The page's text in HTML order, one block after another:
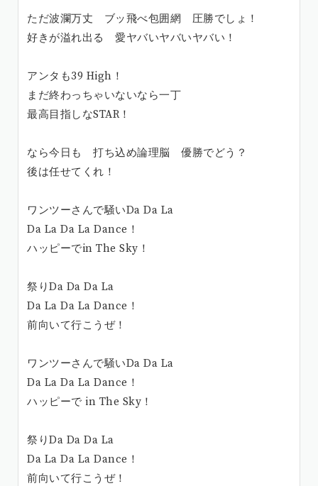
ただ波瀾万丈 ブッ飛べ包囲網 圧勝でしょ！
好きが溢れ出る 愛ヤバいヤバいヤバい！
アンタも39 High！
まだ終わっちゃいないなら一丁
最高目指しなSTAR！
なら今日も 打ち込め論理脳 優勝でどう？
後は任せてくれ！
ワンツーさんで騒いDa Da La
Da La Da La Dance！
ハッピーでin The Sky！
祭りDa Da Da La
Da La Da La Dance！
前向いて行こうぜ！
ワンツーさんで騒いDa Da La
Da La Da La Dance！
ハッピーで in The Sky！
祭りDa Da Da La
Da La Da La Dance！
前向いて行こうぜ！